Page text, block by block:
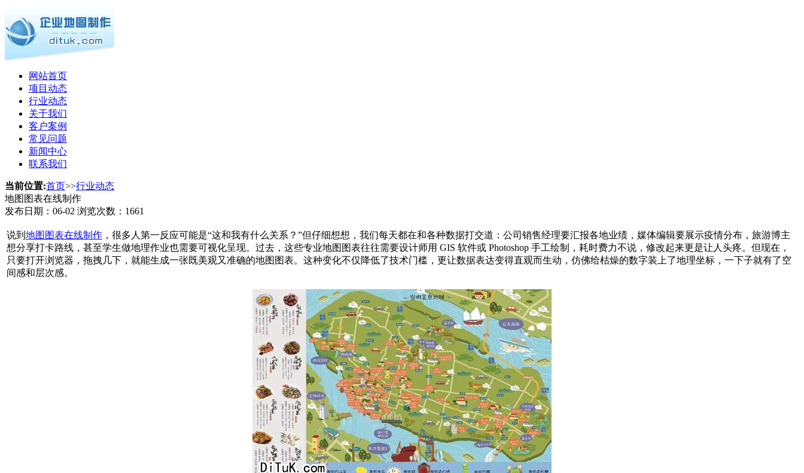
网站首页
项目动态
行业动态
关于我们
客户案例
常见问题
新闻中心
联系我们
当前位置:首页>>行业动态
地图图表在线制作
发布日期： 06-02 浏览次数： 1661
说到 地图图表在线制作 ，很多人第一反应可能是“这和我有什么关系？”但仔细想想，我们每天都在和各种数据打交道：公司销售经理要汇报各地业绩，媒体编辑要展示疫情分布，旅游博主
想分享打卡路线，甚至学生做地理作业也需要可视化呈现。过去，这些专业地图图表往往需要设计师用 GIS 软件或 Photoshop 手工绘制，耗时费力不说，修改起来更是让人头疼。但现在，
只要打开浏览器，拖拽几下，就能生成一张既美观又准确的地图图表。这种变化不仅降低了技术门槛，更让数据表达变得直观而生动，仿佛给枯燥的数字装上了地理坐标，一下子就有了空
间感和层次感。